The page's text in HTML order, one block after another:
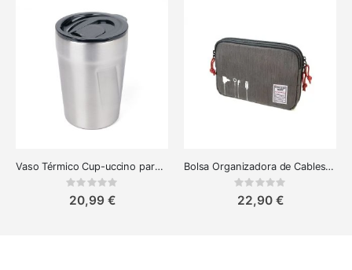
Vaso Térmico Cup-uccino para Cappuccino y Latte Macchiato
Rating:
20,99 €
Bolsa Organizadora de Cables - Troika Business Tech Pouch
Rating:
22,90 €